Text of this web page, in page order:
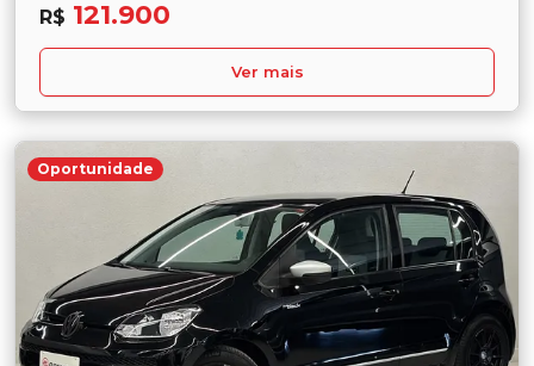
R$ 121.900
Ver mais
Oportunidade